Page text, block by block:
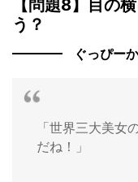
【問題8】目の
う？
ぐっぴー
「世界三大美女
だね！」